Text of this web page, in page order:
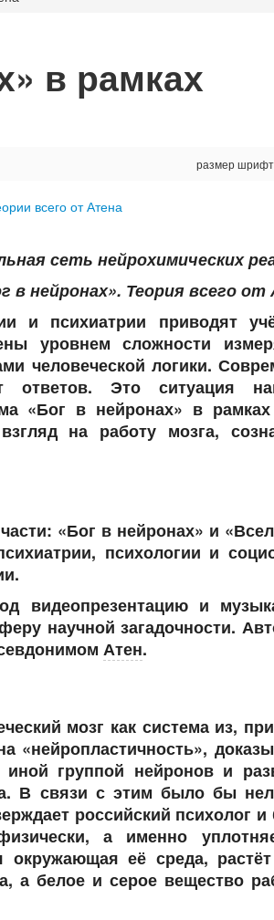
в рамках
размер
сеть нейрохимических
в нейронах». Теория всего
и психиатрии приводят
уровнем сложности
человеческой логики.
Это ситуация
«Бог в нейронах» в
на работу мозга,
«Бог в нейронах» и
психологии и
видеопрезентацию и
научной загадочности.
Атен.
мозг как система из,
«нейропластичность»,
группой нейронов и
В связи с этим было бы
российский психолог и
а именно
окружающая её среда,
а белое и серое вещество